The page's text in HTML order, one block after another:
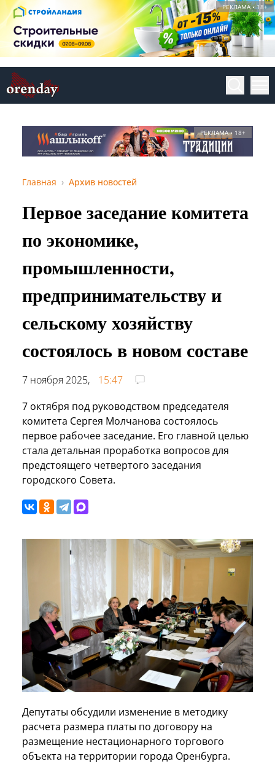
РЕКЛАМА • 18+
РЕКЛАМА • 18+
Главная Архив новостей
Первое заседание комитета
по экономике,
промышленности,
предпринимательству и
сельскому хозяйству
состоялось в новом составе
7 ноября 2025,
15:47
7 октября под руководством председателя
комитета Сергея Молчанова состоялось
первое рабочее заседание. Его главной целью
стала детальная проработка вопросов для
предстоящего четвертого заседания
городского Совета.
Депутаты обсудили изменение в методику
расчета размера платы по договору на
размещение нестационарного торгового
объекта на территории города Оренбурга.